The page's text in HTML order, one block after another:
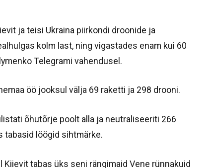
ja teisi Ukraina piirkondi droonide ja
kolm last, ning vigastades enam kui 60
Telegrami vahendusel.
öö jooksul välja 69 raketti ja 298 drooni.
õhutõrje poolt alla ja neutraliseeriti 266
tabasid löögid sihtmärke.
Kiievit tabas üks seni rängimaid Vene rünnakuid